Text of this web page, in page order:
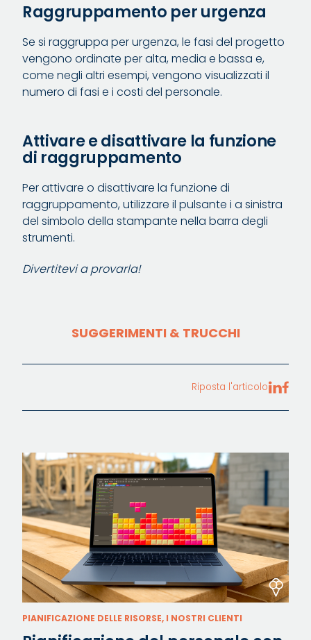
Raggruppamento per urgenza
Se si raggruppa per urgenza, le fasi del progetto
vengono ordinate per alta, media e bassa e,
come negli altri esempi, vengono visualizzati il
numero di fasi e i costi del personale.
Attivare e disattivare la funzione
di raggruppamento
Per attivare o disattivare la funzione di
raggruppamento, utilizzare il pulsante i a sinistra
del simbolo della stampante nella barra degli
strumenti.
Divertitevi a provarla!
SUGGERIMENTI & TRUCCHI
Riposta l'articolo
PIANIFICAZIONE DELLE RISORSE, I NOSTRI CLIENTI